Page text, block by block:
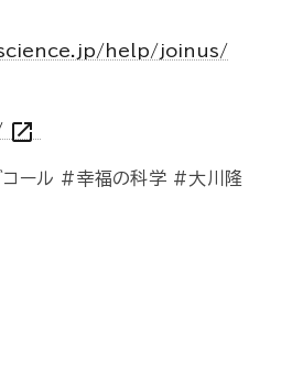
help/joinus/
open_in_new
コール #幸福の科学 #大川隆